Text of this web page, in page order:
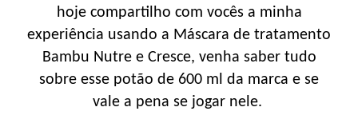
hoje compartilho com vocês a minha
experiência usando a Máscara de tratamento
Bambu Nutre e Cresce, venha saber tudo
sobre esse potão de 600 ml da marca e se
vale a pena se jogar nele.